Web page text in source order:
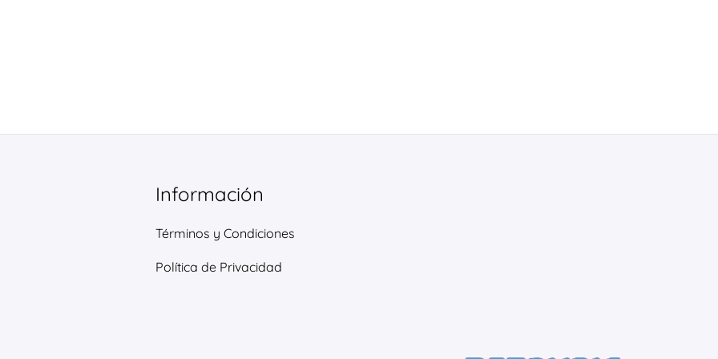
Información
Términos y Condiciones
Política de Privacidad